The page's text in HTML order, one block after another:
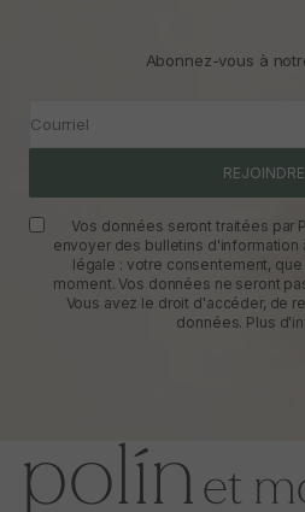
Abonnez-vous à
Courriel
REJOINDRE
Vos données seront traitées par
envoyer des bulletins d'information
légale : votre consentement,
moment. Vos données ne seront
Vous avez le droit d'accéder, de
données. Plus